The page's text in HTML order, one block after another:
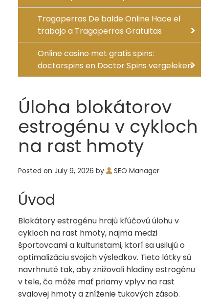
Tragaperras De balde Online Hace el
trabajo a Tragaperras Gratuitas
Online casino met gratis spins:
doctorspins en Doctor Spins vergeleken
Úloha blokátorov
estrogénu v cykloch
na rast hmoty
Posted onJuly 9, 2026 by SEO Manager
Úvod
Blokátory estrogénu hrajú kľúčovú úlohu v
cykloch na rast hmoty, najmä medzi
športovcami a kulturistami, ktorí sa usilujú o
optimalizáciu svojich výsledkov. Tieto látky sú
navrhnuté tak, aby znižovali hladiny estrogénu
v tele, čo môže mať priamy vplyv na rast
svalovej hmoty a zníženie tukových zásob.